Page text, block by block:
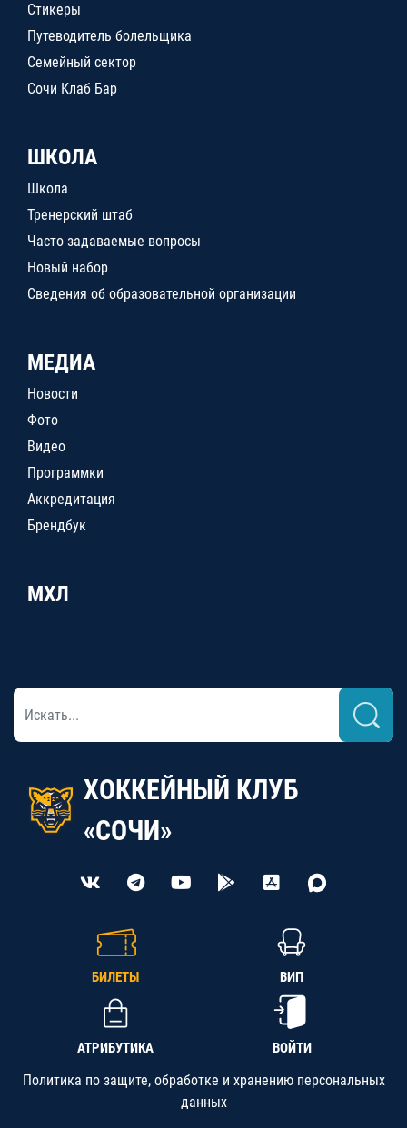
Стикеры
Путеводитель болельщика
Семейный сектор
Сочи Клаб Бар
ШКОЛА
Школа
Тренерский штаб
Часто задаваемые вопросы
Новый набор
Сведения об образовательной организации
МЕДИА
Новости
Фото
Видео
Программки
Аккредитация
Брендбук
МХЛ
ХОККЕЙНЫЙ КЛУБ
«СОЧИ»
БИЛЕТЫ ВИП
АТРИБУТИКА ВОЙТИ
Политика по защите, обработке и хранению персональных
данных